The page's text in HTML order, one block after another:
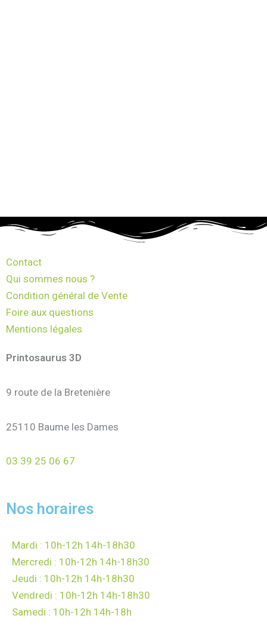
Contact
Qui sommes nous ?
Condition général de Vente
Foire aux questions
Mentions légales
Printosaurus 3D
9 route de la Bretenière
25110 Baume les Dames
03 39 25 06 67
Nos horaires
Mardi : 10h-12h 14h-18h30
Mercredi : 10h-12h 14h-18h30
Jeudi : 10h-12h 14h-18h30
Vendredi : 10h-12h 14h-18h30
Samedi : 10h-12h 14h-18h